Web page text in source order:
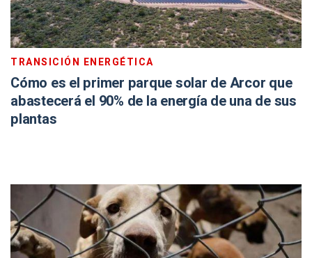
TRANSICIÓN ENERGÉTICA
Cómo es el primer parque solar de Arcor que
abastecerá el 90% de la energía de una de sus
plantas